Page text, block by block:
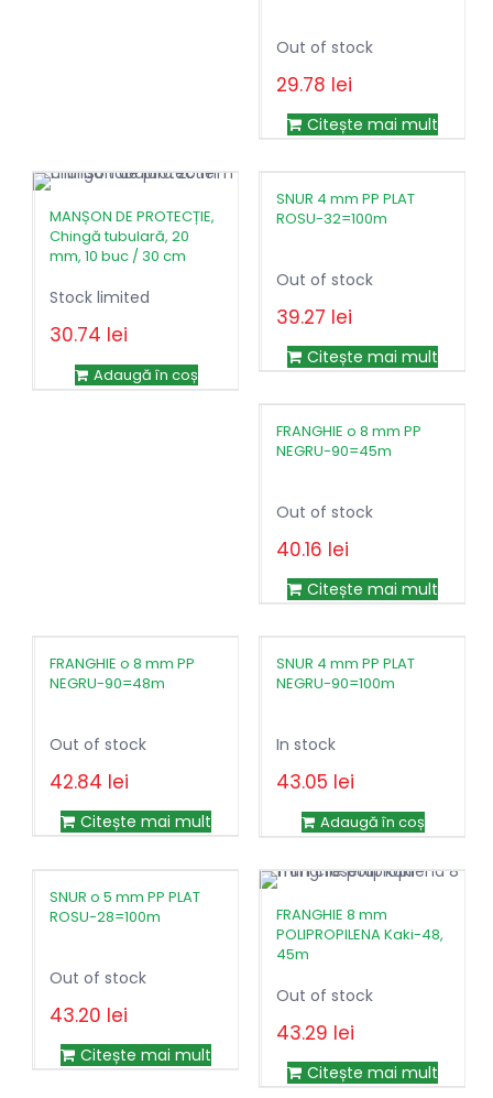
Out of stock
29.78 lei
Citește mai mult
MANȘON DE PROTECȚIE,
Chingă tubulară, 20
mm, 10 buc / 30 cm
Stock limited
30.74 lei
Adaugă în coș
SNUR 4 mm PP PLAT
ROSU-32=100m
Out of stock
39.27 lei
Citește mai mult
FRANGHIE o 8 mm PP
NEGRU-90=45m
Out of stock
inițial
a
80.33lei.
40.16 lei
curent
este:
Citește mai mult
FRANGHIE o 8 mm PP
NEGRU-90=48m
Out of stock
inițial
a
85.68lei.
42.84 lei
curent
este:
Citește mai mult
SNUR 4 mm PP PLAT
NEGRU-90=100m
In stock
43.05 lei
Adaugă în coș
SNUR o 5 mm PP PLAT
ROSU-28=100m
Out of stock
43.20 lei
Citește mai mult
FRANGHIE 8 mm
POLIPROPILENA Kaki-48,
45m
Out of stock
inițial
a
43.29 lei
curent
este:
Citește mai mult